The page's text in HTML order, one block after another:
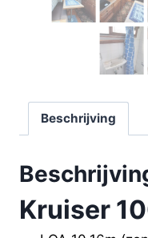
Beschrijving
Kruiser